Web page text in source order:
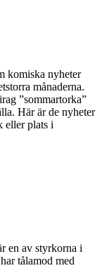
komiska nyheter
månaderna.
”sommartorka”
Här är de nyheter
eller plats i
en av styrkorna i
tålamod med